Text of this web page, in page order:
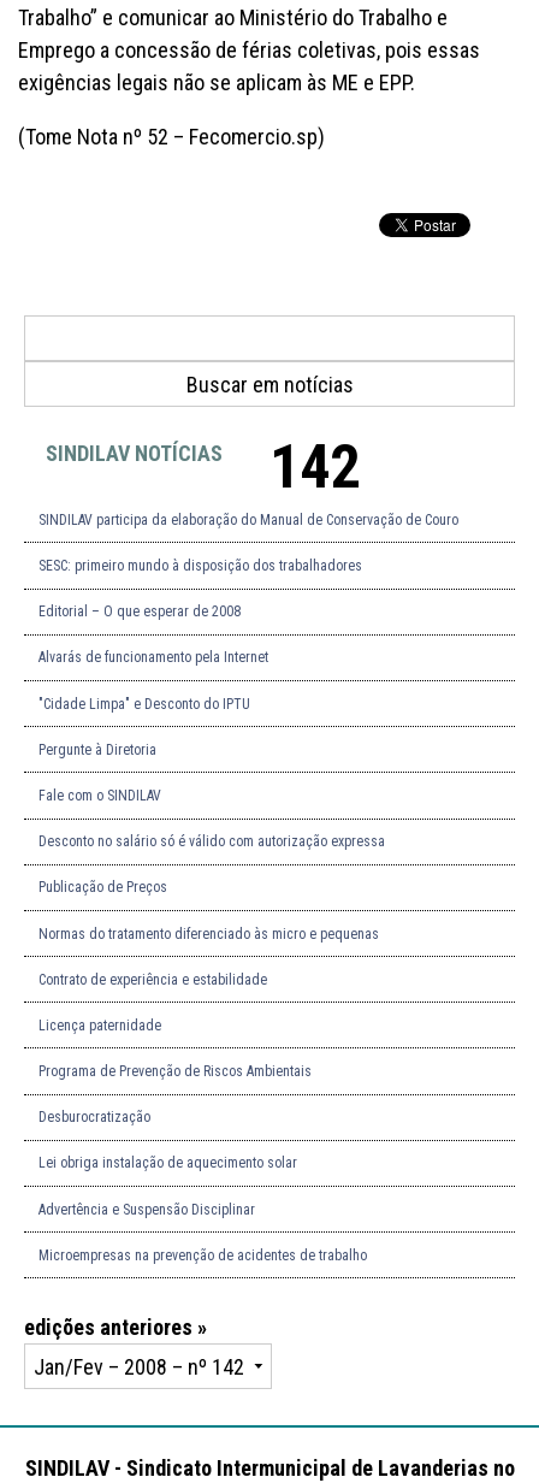
Trabalho” e comunicar ao Ministério do Trabalho e
Emprego a concessão de férias coletivas, pois essas
exigências legais não se aplicam às ME e EPP.
(Tome Nota nº 52 – Fecomercio.sp)
SINDILAV NOTÍCIAS 142
SINDILAV participa da elaboração do Manual de Conservação de Couro
SESC: primeiro mundo à disposição dos trabalhadores
Editorial – O que esperar de 2008
Alvarás de funcionamento pela Internet
"Cidade Limpa" e Desconto do IPTU
Pergunte à Diretoria
Fale com o SINDILAV
Desconto no salário só é válido com autorização expressa
Publicação de Preços
Normas do tratamento diferenciado às micro e pequenas
Contrato de experiência e estabilidade
Licença paternidade
Programa de Prevenção de Riscos Ambientais
Desburocratização
Lei obriga instalação de aquecimento solar
Advertência e Suspensão Disciplinar
Microempresas na prevenção de acidentes de trabalho
edições anteriores »
SINDILAV - Sindicato Intermunicipal de Lavanderias no